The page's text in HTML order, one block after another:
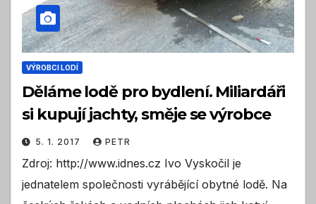
VÝROBCI LODÍ
Děláme lodě pro bydlení. Miliardáři
si kupují jachty, směje se výrobce
5. 1. 2017 PETR
Zdroj: http://www.idnes.cz Ivo Vyskočil je
jednatelem společnosti vyrábějící obytné lodě. Na